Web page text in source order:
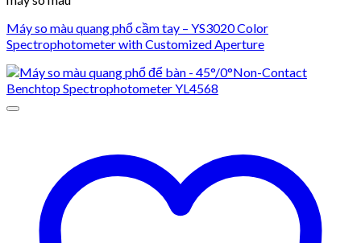
Máy so màu quang phổ cầm tay – YS3020 Color
Spectrophotometer with Customized Aperture